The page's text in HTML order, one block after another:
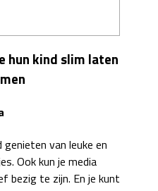
hun kind slim laten
van leuke en
Ook kun je media
bezig te zijn. En je kunt